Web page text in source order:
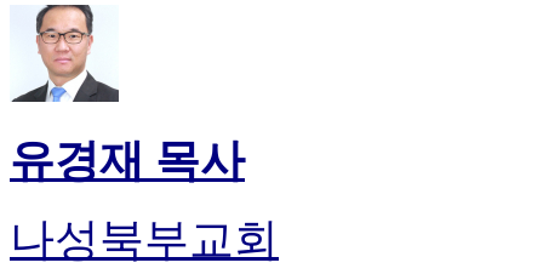
유경재 목사
나성북부교회